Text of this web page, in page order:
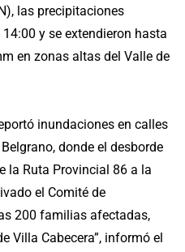
las precipitaciones
y se extendieron hasta
en zonas altas del Valle de
inundaciones en calles
donde el desborde
la Ruta Provincial 86 a la
el Comité de
200 familias afectadas,
Villa Cabecera”, informó el